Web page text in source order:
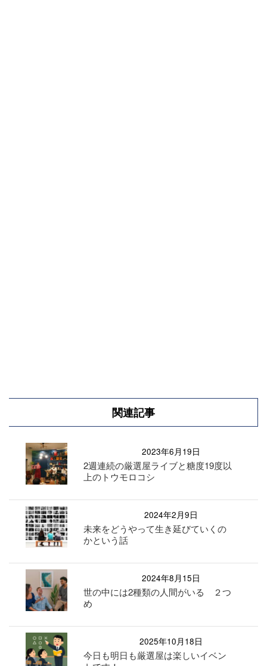
関連記事
2023年6月19日
2週連続の厳選屋ライブと糖度19度以
上のトウモロコシ
2024年2月9日
未来をどうやって生き延びていくの
かという話
2024年8月15日
世の中には2種類の人間がいる ２つ
め
2025年10月18日
今日も明日も厳選屋は楽しいイベン